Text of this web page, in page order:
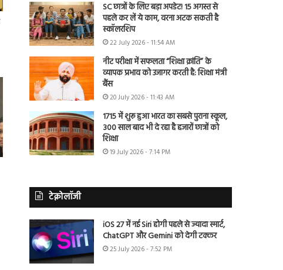
SC छात्रों के लिए बड़ा अपडेट! 15 अगस्त से
पहले कर लें ये काम, वरना अटक सकती है
स्कॉलरशिप
22 July 2026 - 11:54 AM
नीट परीक्षा में सफलता “शिक्षा क्रांति” के
व्यापक प्रभाव को उजागर करती है: शिक्षा मंत्री
बैंस
20 July 2026 - 11:43 AM
1715 में शुरू हुआ भारत का सबसे पुराना स्कूल,
300 साल बाद भी दे रहा है हजारों छात्रों को
शिक्षा
19 July 2026 - 7:14 PM
टेक्नोलॉजी
iOS 27 में नई Siri होगी पहले से ज्यादा स्मार्ट,
ChatGPT और Gemini को देगी टक्कर
25 July 2026 - 7:52 PM